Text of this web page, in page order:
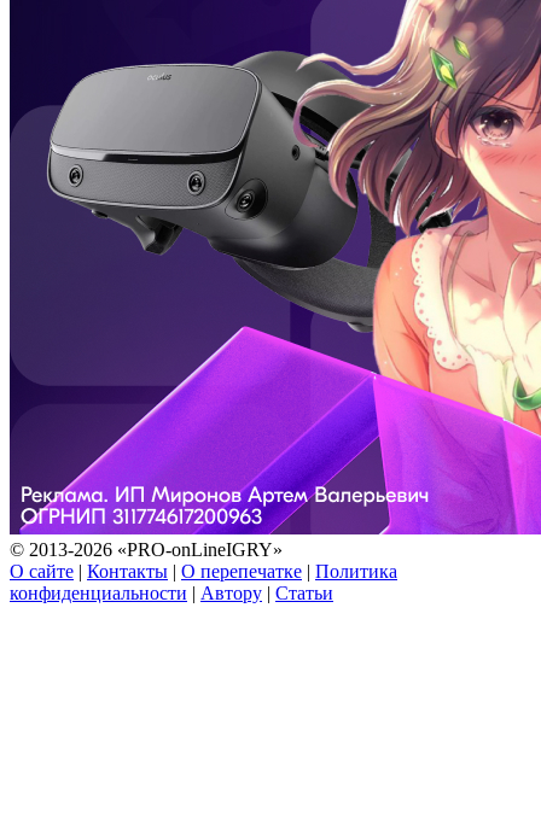
© 2013-2026 «PRO-onLineIGRY»
О сайте | Контакты | О перепечатке | Политика
конфиденциальности | Автору | Статьи